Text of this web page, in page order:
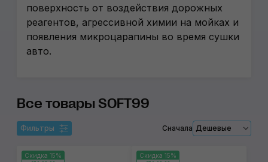
поверхность от воздействия дорожных
реагентов, агрессивной химии на мойках и
появления микроцарапины во время сушки
авто.
Все товары SOFT99
Фильтры Сначала Дешевые
Скидка 15% Скидка 15%